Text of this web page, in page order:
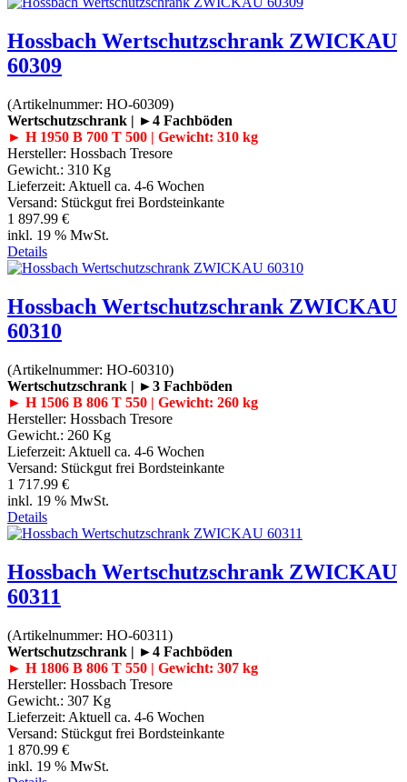
Hossbach Wertschutzschrank ZWICKAU
60309
(Artikelnummer: HO-60309)
Wertschutzschrank | ►4 Fachböden
► H 1950 B 700 T 500 | Gewicht: 310 kg
Hersteller: Hossbach Tresore
Gewicht.: 310 Kg
Lieferzeit: Aktuell ca. 4-6 Wochen
Versand: Stückgut frei Bordsteinkante
1 897.99 €
inkl. 19 % MwSt.
Details
Hossbach Wertschutzschrank ZWICKAU
60310
(Artikelnummer: HO-60310)
Wertschutzschrank | ►3 Fachböden
► H 1506 B 806 T 550 | Gewicht: 260 kg
Hersteller: Hossbach Tresore
Gewicht.: 260 Kg
Lieferzeit: Aktuell ca. 4-6 Wochen
Versand: Stückgut frei Bordsteinkante
1 717.99 €
inkl. 19 % MwSt.
Details
Hossbach Wertschutzschrank ZWICKAU
60311
(Artikelnummer: HO-60311)
Wertschutzschrank | ►4 Fachböden
► H 1806 B 806 T 550 | Gewicht: 307 kg
Hersteller: Hossbach Tresore
Gewicht.: 307 Kg
Lieferzeit: Aktuell ca. 4-6 Wochen
Versand: Stückgut frei Bordsteinkante
1 870.99 €
inkl. 19 % MwSt.